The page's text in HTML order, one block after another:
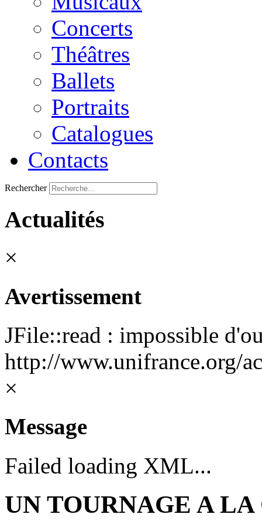
Concerts
Théâtres
Ballets
Portraits
Catalogues
Contacts
Rechercher
Actualités
×
Avertissement
JFile::read : impossible
http://www.unifrance.org/
×
Message
Failed loading XML...
UN TOURNAGE A